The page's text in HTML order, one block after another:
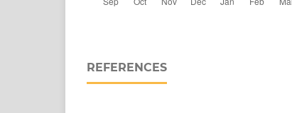
REFERENCES